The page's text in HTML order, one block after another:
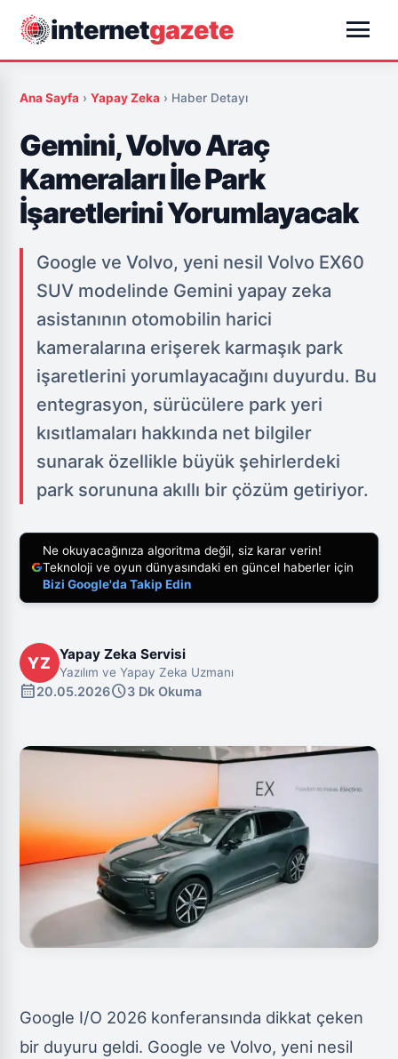
internetgazete menu
Ana Sayfa ›Yapay Zeka › Haber Detayı
Gemini, Volvo Araç
Kameraları İle Park
İşaretlerini Yorumlayacak
Google ve Volvo, yeni nesil Volvo EX60
SUV modelinde Gemini yapay zeka
asistanının otomobilin harici
kameralarına erişerek karmaşık park
işaretlerini yorumlayacağını duyurdu. Bu
entegrasyon, sürücülere park yeri
kısıtlamaları hakkında net bilgiler
sunarak özellikle büyük şehirlerdeki
park sorununa akıllı bir çözüm getiriyor.
Ne okuyacağınıza algoritma değil, siz karar verin!
Teknoloji ve oyun dünyasındaki en güncel haberler için
Bizi Google'da Takip Edin
YZ Yapay Zeka Servisi
Yazılım ve Yapay Zeka Uzmanı
calendar_month20.05.2026schedule3 Dk Okuma
Google I/O 2026 konferansında dikkat çeken
bir duyuru geldi. Google ve Volvo, yeni nesil